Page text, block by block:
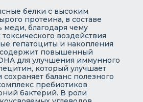
белки с высоким
протеина, в составе
благодаря чему
воздействия
гепатоциты и накопления
повышенный
для улучшения иммунного
который улучшает
баланс полезного
пребиотиков
бактерий. В роли